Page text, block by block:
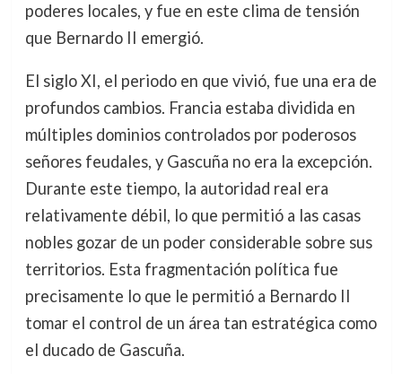
poderes locales, y fue en este clima de tensión
que Bernardo II emergió.
El siglo XI, el periodo en que vivió, fue una era de
profundos cambios. Francia estaba dividida en
múltiples dominios controlados por poderosos
señores feudales, y Gascuña no era la excepción.
Durante este tiempo, la autoridad real era
relativamente débil, lo que permitió a las casas
nobles gozar de un poder considerable sobre sus
territorios. Esta fragmentación política fue
precisamente lo que le permitió a Bernardo II
tomar el control de un área tan estratégica como
el ducado de Gascuña.